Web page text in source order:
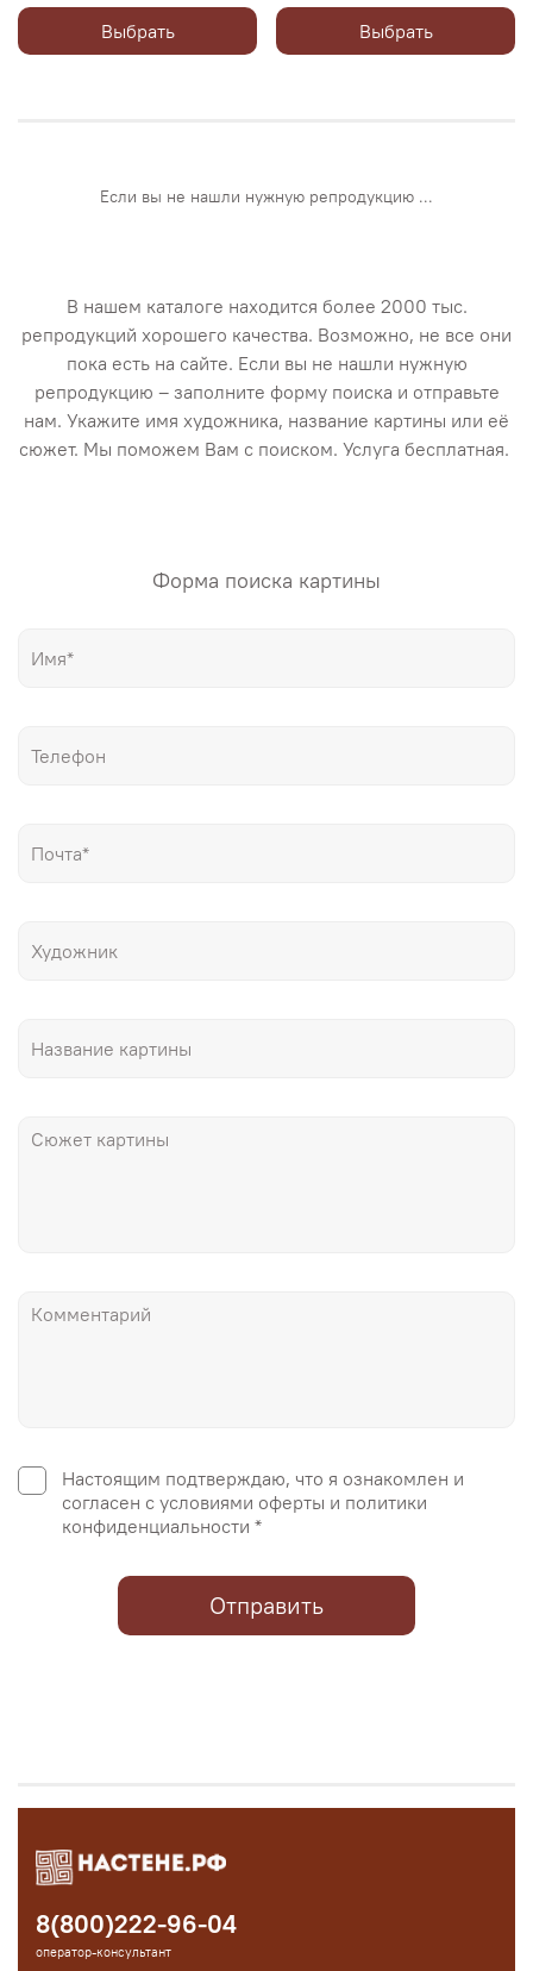
Выбрать Выбрать
Если вы не нашли нужную репродукцию ...
В нашем каталоге находится более 2000 тыс.
репродукций хорошего качества. Возможно, не все они
пока есть на сайте. Если вы не нашли нужную
репродукцию – заполните форму поиска и отправьте
нам. Укажите имя художника, название картины или её
сюжет. Мы поможем Вам с поиском. Услуга бесплатная.
Форма поиска картины
Настоящим подтверждаю, что я ознакомлен и
согласен с условиями оферты и политики
конфиденциальности *
Отправить
8(800)222-96-04
оператор-консультант